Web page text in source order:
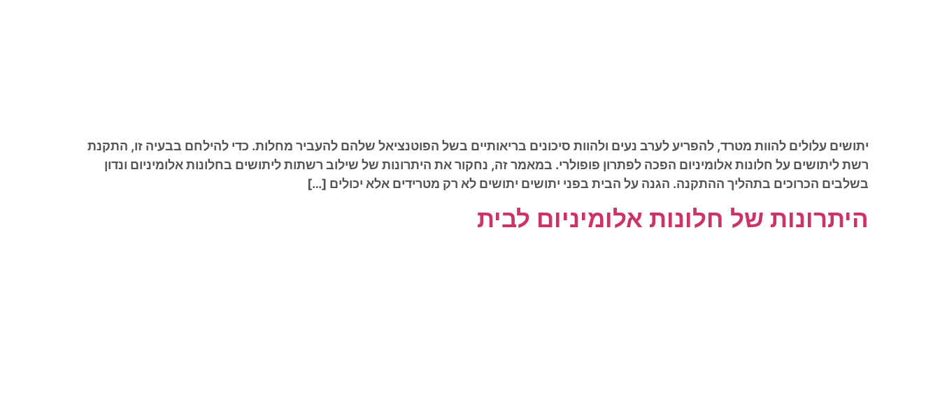
יתושים עלולים להוות מטרד, להפריע לערב נעים ולהוות סיכונים בריאותיים בשל הפוטנציאל שלהם להעביר מחלות. כדי להילחם בבעיה זו, התקנת
רשת ליתושים על חלונות אלומיניום הפכה לפתרון פופולרי. במאמר זה, נחקור את היתרונות של שילוב רשתות ליתושים בחלונות אלומיניום ונדון
בשלבים הכרוכים בתהליך ההתקנה. הגנה על הבית בפני יתושים יתושים לא רק מטרידים אלא יכולים […]
היתרונות של חלונות אלומיניום לבית